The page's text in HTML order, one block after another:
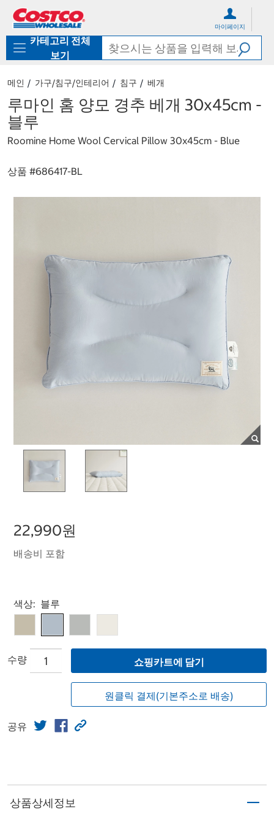
로
기
가
마이페이지
카테고리 전체
보기
메인 가구/침구/인테리어 침구 베개
루마인 홈 양모 경추 베개 30x45cm -
블루
Roomine Home Wool Cervical Pillow 30x45cm - Blue
상품 #686417-BL
22,990원
배송비 포함
Select product
색상: 블루
수량 쇼핑카트에 담기
원클릭 결제(기본주소로 배송)
공유
상품상세정보